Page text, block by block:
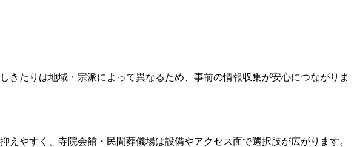
たりは地域・宗派によって異なるため、事前の情報収集が安心につながりま
やすく、寺院会館・民間葬儀場は設備やアクセス面で選択肢が広がります。